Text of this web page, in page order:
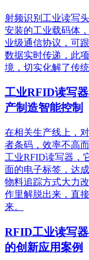
射频识别工业读写
安装的工业载码体
业级通信协议，可
数据实时传递，此
境，切实化解了传
工业RFID读写
产制造智能控制
在相关生产线上，
者条码，效率不高
工业RFID读写器，
面的电子标签，达
物料追踪方式大力
作里解脱出来，直
来。
RFID工业读写
的创新应用案例